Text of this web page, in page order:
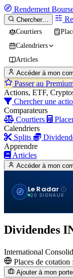
Rendement
Chercher…
Courtiers
Calendriers
Articles
Accéder à mon
Passer au
Actions, ETF,
Chercher une
Comparateurs
Courtiers
Calendriers
Splits
Apprendre
Articles
Accéder à mon
Le Radar
20 SIGNAUX
Dividendes
International
Places de cotation :
Ajouter à mon